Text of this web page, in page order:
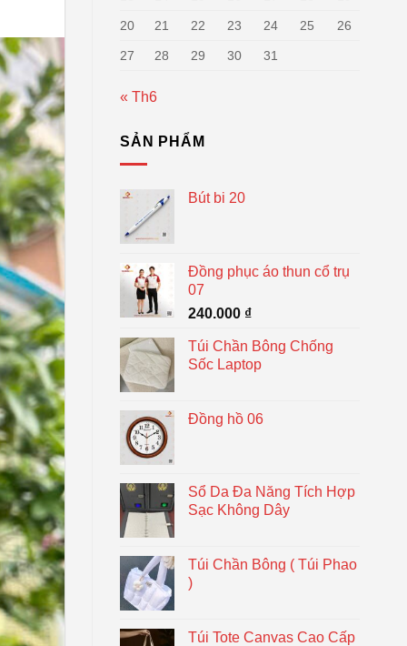
20 21 22 23 24 25 26
27 28 29 30 31
« Th6
SẢN PHẨM
Bút bi 20
Đồng phục áo thun cổ trụ
07
240.000 ₫
Túi Chần Bông Chống
Sốc Laptop
Đồng hồ 06
Sổ Da Đa Năng Tích Hợp
Sạc Không Dây
Túi Chần Bông ( Túi Phao
)
Túi Tote Canvas Cao Cấp